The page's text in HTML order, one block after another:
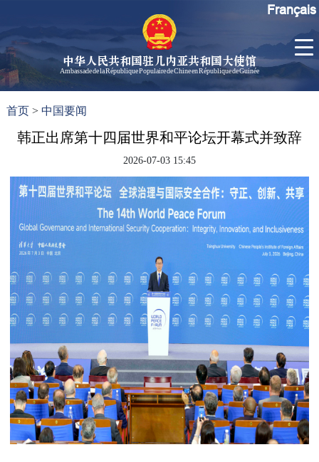
中华人民共和国驻几内亚共和国大使馆
Ambassade de la République Populaire de Chine en République de Guinée
大使信
使欢迎
孙勇大
使简历
任驻几
内亚大
使
息
使馆领
导及部
门负责
人
联系方
几
Français
首页 >中国要闻
韩正出席第十四届世界和平论坛开幕式并致辞
2026-07-03 15:45